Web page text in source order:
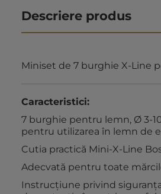
Descriere produs
Miniset de 7 burghie X-Line
Caracteristici:
7 burghie pentru lemn, Ø 3-
pentru utilizarea în lemn de
Cutia practică Mini-X-Line
Adecvată pentru toate
Instrucţiune privind